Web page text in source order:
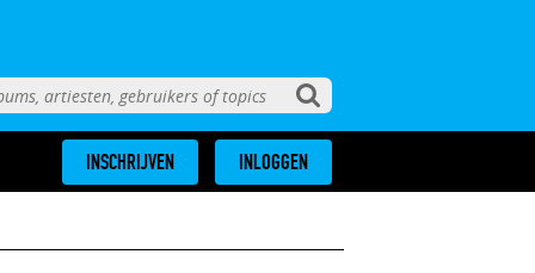
INSCHRIJVEN INLOGGEN